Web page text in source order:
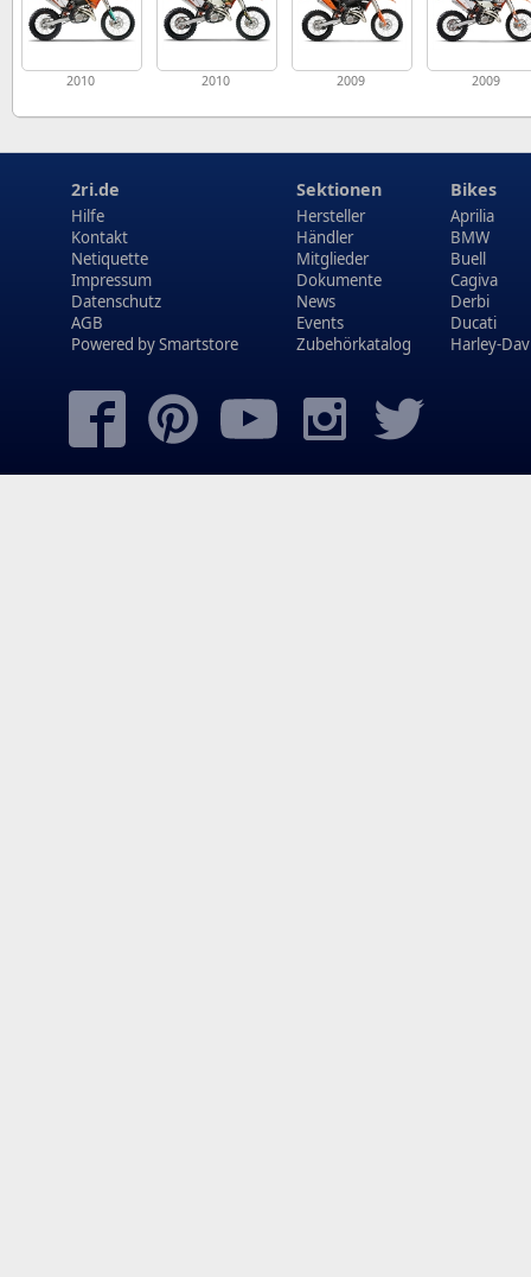
2010 2010 2009 2009
2ri.de
Hilfe
Kontakt
Netiquette
Impressum
Datenschutz
AGB
Powered bySmartstore
Sektionen
Hersteller
Händler
Mitglieder
Dokumente
News
Events
Zubehörkatalog
Bikes
Aprilia
BMW
Buell
Cagiva
Derbi
Ducati
Harley-